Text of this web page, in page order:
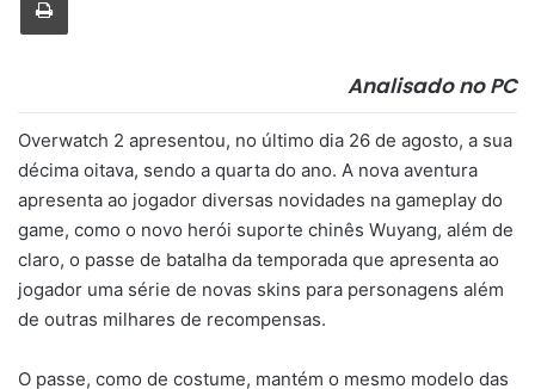
Analisado no PC
Overwatch 2 apresentou, no último dia 26 de agosto, a sua
décima oitava, sendo a quarta do ano. A nova aventura
apresenta ao jogador diversas novidades na gameplay do
game, como o novo herói suporte chinês Wuyang, além de
claro, o passe de batalha da temporada que apresenta ao
jogador uma série de novas skins para personagens além
de outras milhares de recompensas.
O passe, como de costume, mantém o mesmo modelo das